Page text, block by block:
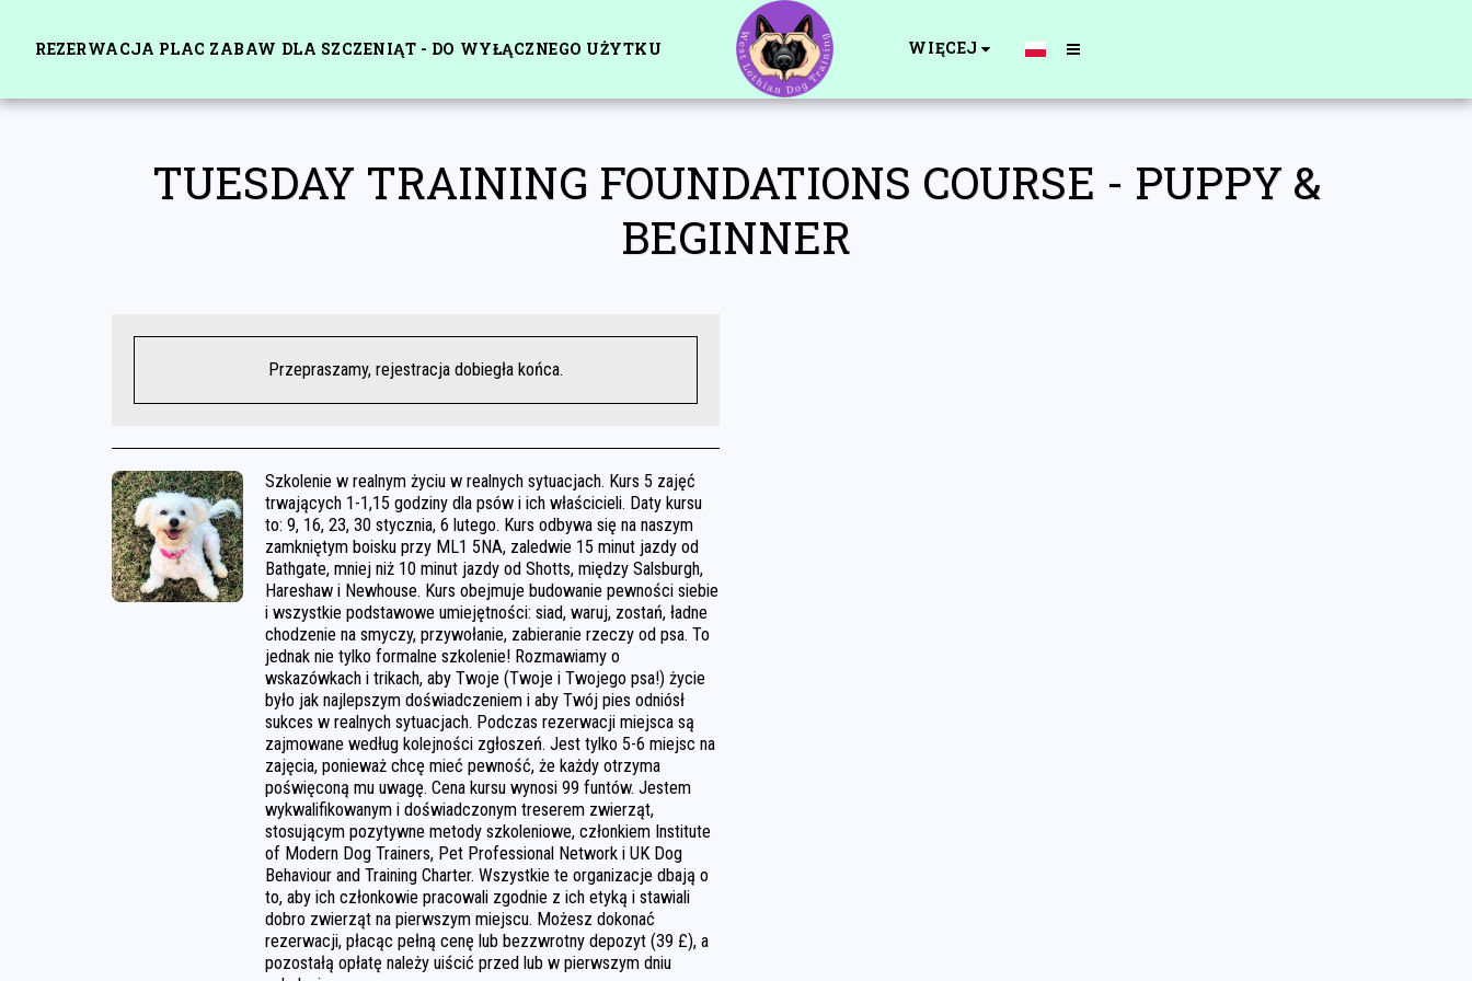
REZERWACJA PLAC ZABAW DLA SZCZENIĄT - DO WYŁĄCZNEGO UŻYTKU WIĘCEJ
TUESDAY TRAINING FOUNDATIONS COURSE - PUPPY &
BEGINNER
Przepraszamy, rejestracja dobiegła końca.
Szkolenie w realnym życiu w realnych sytuacjach. Kurs 5 zajęć
trwających 1-1,15 godziny dla psów i ich właścicieli. Daty kursu
to: 9, 16, 23, 30 stycznia, 6 lutego. Kurs odbywa się na naszym
zamkniętym boisku przy ML1 5NA, zaledwie 15 minut jazdy od
Bathgate, mniej niż 10 minut jazdy od Shotts, między Salsburgh,
Hareshaw i Newhouse. Kurs obejmuje budowanie pewności siebie
i wszystkie podstawowe umiejętności: siad, waruj, zostań, ładne
chodzenie na smyczy, przywołanie, zabieranie rzeczy od psa. To
jednak nie tylko formalne szkolenie! Rozmawiamy o
wskazówkach i trikach, aby Twoje (Twoje i Twojego psa!) życie
było jak najlepszym doświadczeniem i aby Twój pies odniósł
sukces w realnych sytuacjach. Podczas rezerwacji miejsca są
zajmowane według kolejności zgłoszeń. Jest tylko 5-6 miejsc na
zajęcia, ponieważ chcę mieć pewność, że każdy otrzyma
poświęconą mu uwagę. Cena kursu wynosi 99 funtów. Jestem
wykwalifikowanym i doświadczonym treserem zwierząt,
stosującym pozytywne metody szkoleniowe, członkiem Institute
of Modern Dog Trainers, Pet Professional Network i UK Dog
Behaviour and Training Charter. Wszystkie te organizacje dbają o
to, aby ich członkowie pracowali zgodnie z ich etyką i stawiali
dobro zwierząt na pierwszym miejscu. Możesz dokonać
rezerwacji, płacąc pełną cenę lub bezzwrotny depozyt (39 £), a
pozostałą opłatę należy uiścić przed lub w pierwszym dniu